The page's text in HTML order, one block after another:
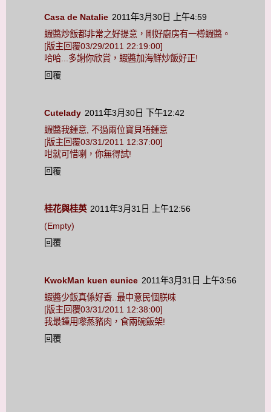
Casa de Natalie 2011年3月30日 上午4:59
蝦醬炒飯都非常之好提意，剛好廚房有一樽蝦醬。
[版主回覆03/29/2011 22:19:00]
哈哈...多謝你欣賞，蝦醬加海鮮炒飯好正!
回覆
Cutelady 2011年3月30日 下午12:42
蝦醬我鍾意, 不過兩位寶貝唔鍾意
[版主回覆03/31/2011 12:37:00]
咁就可惜喇，你無得試!
回覆
桂花與桂英 2011年3月31日 上午12:56
(Empty)
回覆
KwokMan kuen eunice 2011年3月31日 上午3:56
蝦醬少飯真係好香..最中意民個朕味
[版主回覆03/31/2011 12:38:00]
我最鍾用嚟蒸豬肉，食兩碗飯架!
回覆